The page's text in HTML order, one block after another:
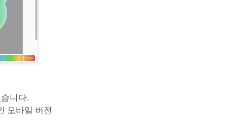
니다.
모바일 버전